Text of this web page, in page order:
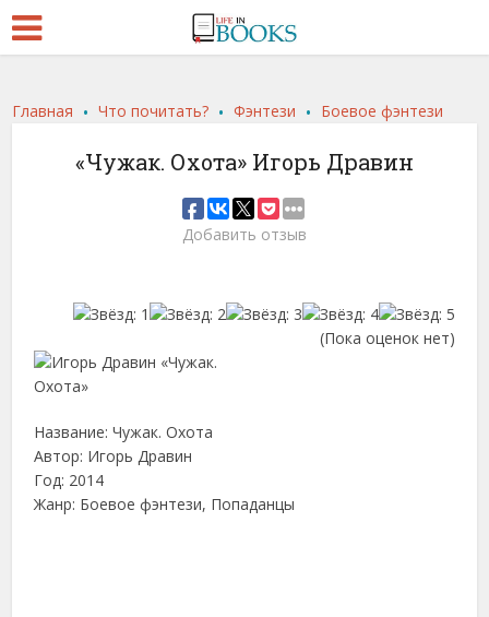
Главная .Что почитать? .Фэнтези . Боевое фэнтези
«Чужак. Охота» Игорь Дравин
Добавить отзыв
(Пока оценок нет)
Название: Чужак. Охота
Автор: Игорь Дравин
Год: 2014
Жанр: Боевое фэнтези, Попаданцы